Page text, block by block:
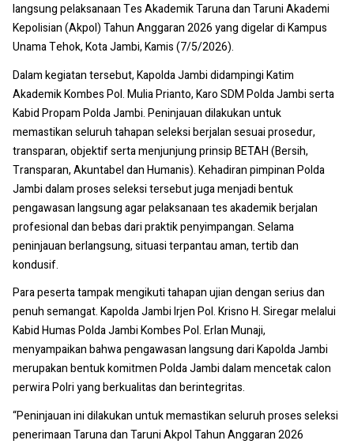
langsung pelaksanaan Tes Akademik Taruna dan Taruni Akademi
Kepolisian (Akpol) Tahun Anggaran 2026 yang digelar di Kampus
Unama Tehok, Kota Jambi, Kamis (7/5/2026).
Dalam kegiatan tersebut, Kapolda Jambi didampingi Katim
Akademik Kombes Pol. Mulia Prianto, Karo SDM Polda Jambi serta
Kabid Propam Polda Jambi. Peninjauan dilakukan untuk
memastikan seluruh tahapan seleksi berjalan sesuai prosedur,
transparan, objektif serta menjunjung prinsip BETAH (Bersih,
Transparan, Akuntabel dan Humanis). Kehadiran pimpinan Polda
Jambi dalam proses seleksi tersebut juga menjadi bentuk
pengawasan langsung agar pelaksanaan tes akademik berjalan
profesional dan bebas dari praktik penyimpangan. Selama
peninjauan berlangsung, situasi terpantau aman, tertib dan
kondusif.
Para peserta tampak mengikuti tahapan ujian dengan serius dan
penuh semangat. Kapolda Jambi Irjen Pol. Krisno H. Siregar melalui
Kabid Humas Polda Jambi Kombes Pol. Erlan Munaji,
menyampaikan bahwa pengawasan langsung dari Kapolda Jambi
merupakan bentuk komitmen Polda Jambi dalam mencetak calon
perwira Polri yang berkualitas dan berintegritas.
“Peninjauan ini dilakukan untuk memastikan seluruh proses seleksi
penerimaan Taruna dan Taruni Akpol Tahun Anggaran 2026